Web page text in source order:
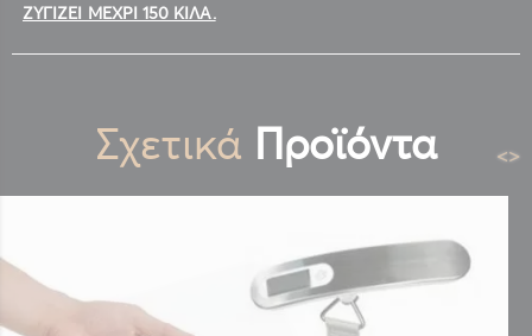
ΖΥΓΙΖΕΙ ΜΕΧΡΙ 150 ΚΙΛΑ.
Σχετικά Προϊόντα <>